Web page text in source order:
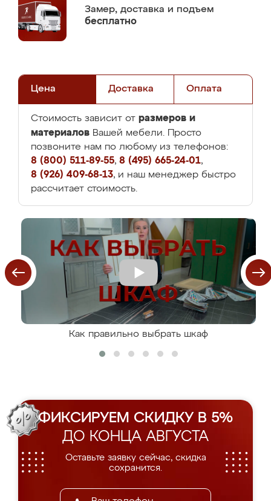
Замер, доставка и подъем
бесплатно
Цена Доставка Оплата
Стоимость зависит от размеров и
материалов Вашей мебели. Просто
позвоните нам по любому из телефонов:
8 (800) 511-89-55, 8 (495) 665-24-01,
8 (926) 409-68-13, и наш менеджер быстро
рассчитает стоимость.
Как правильно выбрать шкаф
ФИКСИРУЕМ СКИДКУ В 5%
ДО КОНЦА АВГУСТА
Оставьте заявку сейчас, скидка
сохранится.